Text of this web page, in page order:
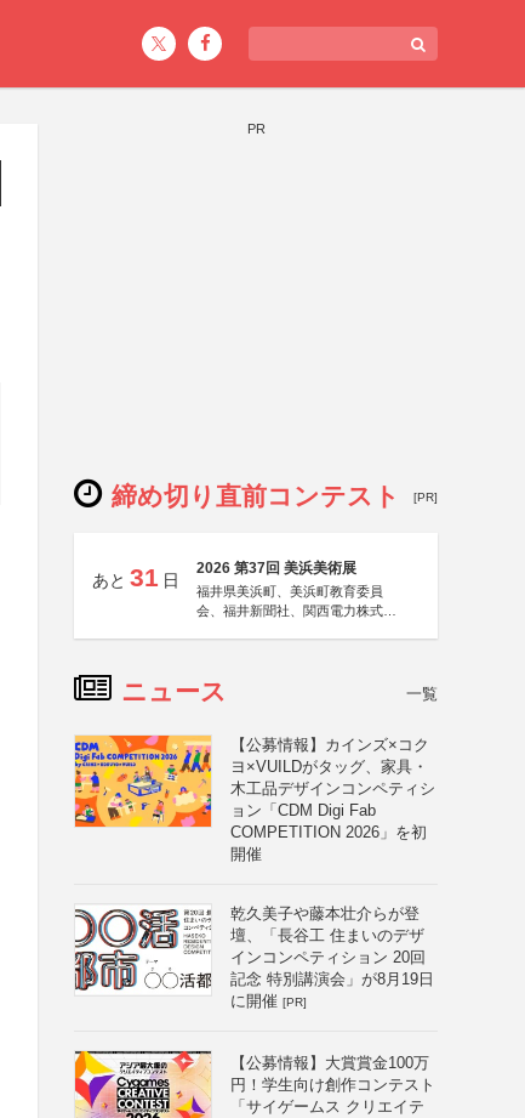
PR
締め切り直前コンテスト [PR]
あと 31 日
2026 第37回 美浜美術展
福井県美浜町、美浜町教育委員
会、福井新聞社、関西電力株式会
ニュース 一覧
【公募情報】カインズ×コク
ヨ×VUILDがタッグ、家具・
木工品デザインコンペティシ
ョン「CDM Digi Fab
COMPETITION 2026」を初
開催
乾久美子や藤本壮介らが登
壇、「長谷工 住まいのデザ
インコンペティション 20回
記念 特別講演会」が8月19日
に開催 [PR]
【公募情報】大賞賞金100万
円！学生向け創作コンテスト
「サイゲームス クリエイテ